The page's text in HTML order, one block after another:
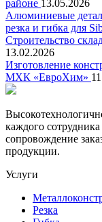
районе 13.05.2026
Алюминиевые
резка и гибка для
Строительство
13.02.2026
Изготовление
МХК «ЕвроХим»
каждого
сопровождение
продукции.
Услуги
Резка